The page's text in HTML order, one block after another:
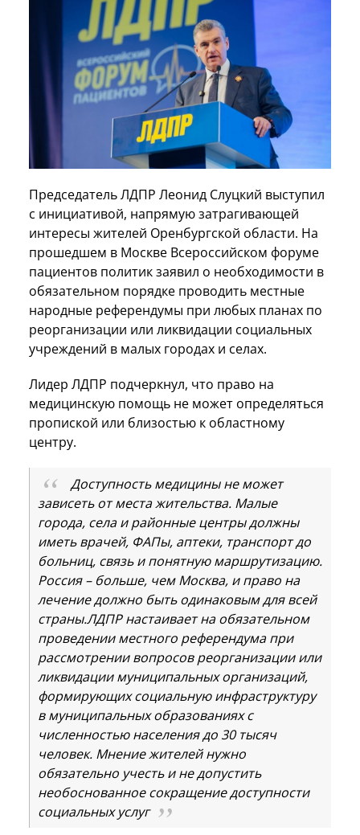
Председатель ЛДПР Леонид Слуцкий выступил
с инициативой, напрямую затрагивающей
интересы жителей Оренбургской области. На
прошедшем в Москве Всероссийском форуме
пациентов политик заявил о необходимости в
обязательном порядке проводить местные
народные референдумы при любых планах по
реорганизации или ликвидации социальных
учреждений в малых городах и селах.
Лидер ЛДПР подчеркнул, что право на
медицинскую помощь не может определяться
пропиской или близостью к областному
центру.
Доступность медицины не может
зависеть от места жительства. Малые
города, села и районные центры должны
иметь врачей, ФАПы, аптеки, транспорт до
больниц, связь и понятную маршрутизацию.
Россия – больше, чем Москва, и право на
лечение должно быть одинаковым для всей
страны.ЛДПР настаивает на обязательном
проведении местного референдума при
рассмотрении вопросов реорганизации или
ликвидации муниципальных организаций,
формирующих социальную инфраструктуру
в муниципальных образованиях с
численностью населения до 30 тысяч
человек. Мнение жителей нужно
обязательно учесть и не допустить
необоснованное сокращение доступности
социальных услуг